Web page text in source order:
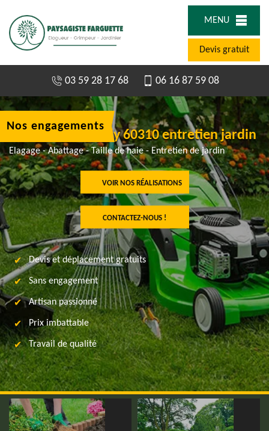
MENU
Devis gratuit
03 59 28 17 68 06 16 87 59 08
Jardinier à Ecuvilly 60310 entretien jardin
Elagage - Abattage - Taille de haie - Entretien de jardin
VOIR NOS RÉALISATIONS
CONTACTEZ-NOUS !
Nos engagements
Devis et déplacement gratuits
Sans engagement
Artisan passionné
Prix imbattable
Travail de qualité